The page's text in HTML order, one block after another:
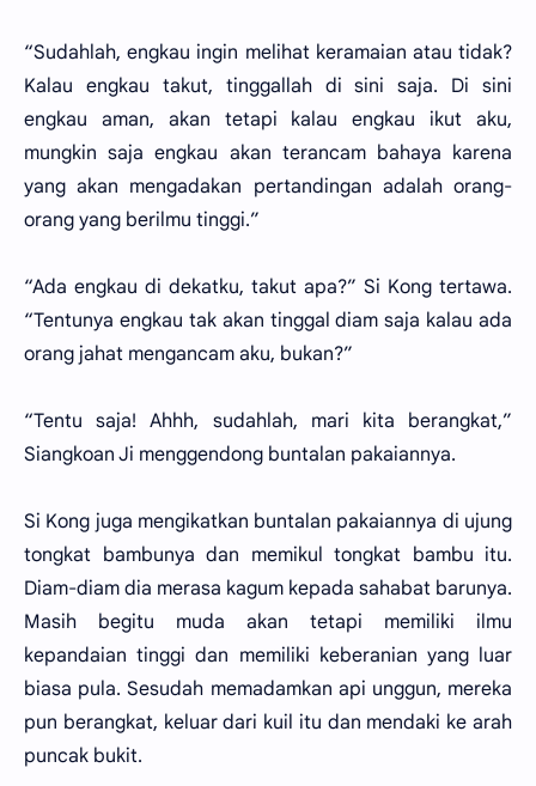
“Sudahlah, engkau ingin melihat keramaian atau tidak?
Kalau engkau takut, tinggallah di sini saja. Di sini
engkau aman, akan tetapi kalau engkau ikut aku,
mungkin saja engkau akan terancam bahaya karena
yang akan mengadakan pertandingan adalah orang-
orang yang berilmu tinggi.”
“Ada engkau di dekatku, takut apa?” Si Kong tertawa.
“Tentunya engkau tak akan tinggal diam saja kalau ada
orang jahat mengancam aku, bukan?”
“Tentu saja! Ahhh, sudahlah, mari kita berangkat,”
Siangkoan Ji menggendong buntalan pakaiannya.
Si Kong juga mengikatkan buntalan pakaiannya di ujung
tongkat bambunya dan memikul tongkat bambu itu.
Diam-diam dia merasa kagum kepada sahabat barunya.
Masih begitu muda akan tetapi memiliki ilmu
kepandaian tinggi dan memiliki keberanian yang luar
biasa pula. Sesudah memadamkan api unggun, mereka
pun berangkat, keluar dari kuil itu dan mendaki ke arah
puncak bukit.